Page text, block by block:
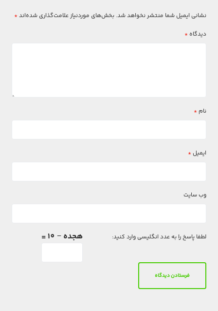
نشانی ایمیل شما منتشر نخواهد شد. بخش‌های موردنیاز علامت‌گذاری شده‌اند *
دیدگاه *
نام *
ایمیل *
وب‌ سایت
لطفا پاسخ را به عدد انگلیسی وارد کنید: هجده − 10 =